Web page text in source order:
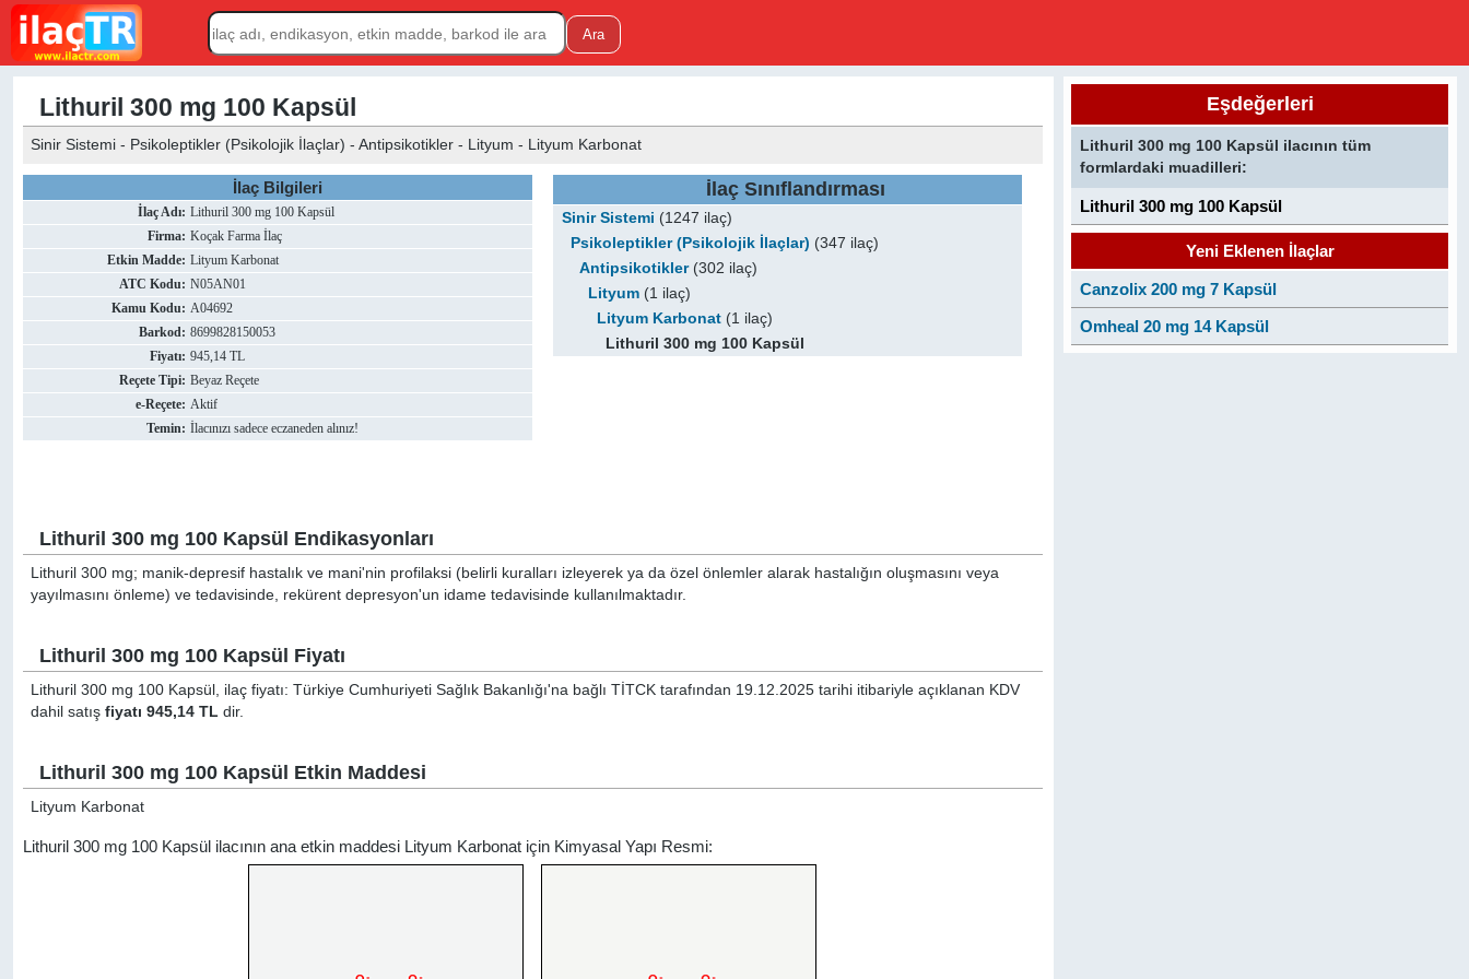
Lithuril 300 mg 100 Kapsül
Sinir Sistemi - Psikoleptikler (Psikolojik İlaçlar) - Antipsikotikler - Lityum - Lityum Karbonat
İlaç Bilgileri
İlaç Adı: Lithuril 300 mg 100 Kapsül
Firma: Koçak Farma İlaç
Etkin Madde: Lityum Karbonat
ATC Kodu: N05AN01
Kamu Kodu: A04692
Barkod: 8699828150053
Fiyatı: 945,14 TL
Reçete Tipi: Beyaz Reçete
e-Reçete: Aktif
Temin: İlacınızı sadece eczaneden alınız!
İlaç Sınıflandırması
Sinir Sistemi (1247 ilaç)
Psikoleptikler (Psikolojik İlaçlar) (347 ilaç)
Antipsikotikler(302 ilaç)
Lityum (1 ilaç)
Lityum Karbonat (1 ilaç)
Lithuril 300 mg 100 Kapsül
Lithuril 300 mg 100 Kapsül Endikasyonları
Lithuril 300 mg; manik-depresif hastalık ve mani'nin profilaksi (belirli kuralları izleyerek ya da özel önlemler alarak hastalığın oluşmasını veya
yayılmasını önleme) ve tedavisinde, rekürent depresyon'un idame tedavisinde kullanılmaktadır.
Lithuril 300 mg 100 Kapsül Fiyatı
Lithuril 300 mg 100 Kapsül, ilaç fiyatı: Türkiye Cumhuriyeti Sağlık Bakanlığı'na bağlı TİTCK tarafından 19.12.2025 tarihi itibariyle açıklanan KDV
dahil satışfiyatı 945,14 TL dir.
Lithuril 300 mg 100 Kapsül Etkin Maddesi
Lityum Karbonat
Lithuril 300 mg 100 Kapsül ilacının ana etkin maddesi Lityum Karbonat için Kimyasal Yapı Resmi:
Eşdeğerleri
Lithuril 300 mg 100 Kapsül ilacının tüm
formlardaki muadilleri:
Lithuril 300 mg 100 Kapsül
Yeni Eklenen İlaçlar
Canzolix 200 mg 7 Kapsül
Omheal 20 mg 14 Kapsül